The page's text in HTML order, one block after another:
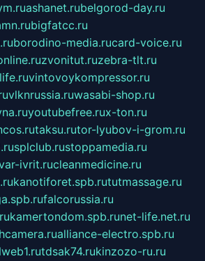
ashanet.rubelgorod-day.ru
bigfatcc.ru
borodino-media.rucard-voice.ru
zvonitut.ruzebra-tlt.ru
vintovoykompressor.ru
vlknrussia.ruwasabi-shop.ru
youtubefree.rux-ton.ru
taksu.rutor-lyubov-i-grom.ru
splclub.rustoppamedia.ru
ivrit.rucleanmedicine.ru
kanotiforet.spb.rututmassage.ru
falcorussia.ru
kamertondom.spb.runet-life.net.ru
alliance-electro.spb.ru
tdsak74.rukinzozo-ru.ru